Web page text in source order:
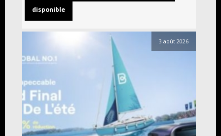
disponible
3 août 2026